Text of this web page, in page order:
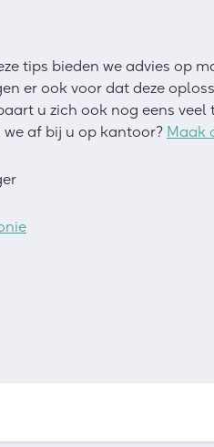
tips bieden we advies op
er ook voor dat deze
u zich ook nog eens veel
af bij u op kantoor? Maak